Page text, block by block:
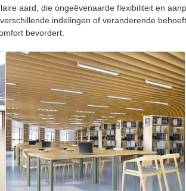
aard, die ongeëvenaarde flexibiliteit en
indelingen of veranderende
bevordert.